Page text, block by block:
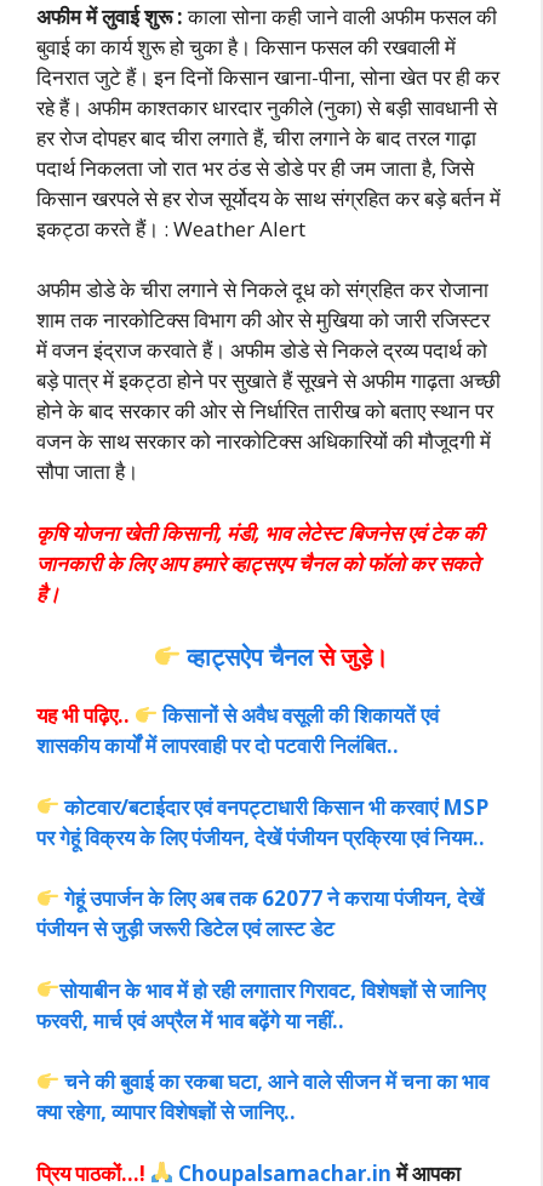
अफीम में लुवाई शुरू :काला सोना कही जाने वाली अफीम फसल की
बुवाई का कार्य शुरू हो चुका है। किसान फसल की रखवाली में
दिनरात जुटे हैं। इन दिनों किसान खाना-पीना, सोना खेत पर ही कर
रहे हैं। अफीम काश्तकार धारदार नुकीले (नुका) से बड़ी सावधानी से
हर रोज दोपहर बाद चीरा लगाते हैं, चीरा लगाने के बाद तरल गाढ़ा
पदार्थ निकलता जो रात भर ठंड से डोडे पर ही जम जाता है, जिसे
किसान खरपले से हर रोज सूर्योदय के साथ संग्रहित कर बड़े बर्तन में
इकट्ठा करते हैं। : Weather Alert
अफीम डोडे के चीरा लगाने से निकले दूध को संग्रहित कर रोजाना
शाम तक नारकोटिक्स विभाग की ओर से मुखिया को जारी रजिस्टर
में वजन इंद्राज करवाते हैं। अफीम डोडे से निकले द्रव्य पदार्थ को
बड़े पात्र में इकट्ठा होने पर सुखाते हैं सूखने से अफीम गाढ़ता अच्छी
होने के बाद सरकार की ओर से निर्धारित तारीख को बताए स्थान पर
वजन के साथ सरकार को नारकोटिक्स अधिकारियोंकी मौजूदगी में
सौपा जाता है।
कृषि योजना खेती किसानी, मंडी, भाव लेटेस्ट बिजनेस एवं टेक की
जानकारी के लिए आप हमारे व्हाट्सएप चैनल को फॉलो कर सकते
है।
व्हाट्सऐप चैनलसे जुड़े।
यह भी पढ़िए..
किसानों से अवैध वसूली की शिकायतें एवं
शासकीय कार्यों में लापरवाही पर दो पटवारी निलंबित..
कोटवार/बटाईदार एवं वनप‌ट्टाधारी किसान भी करवाएं MSP
पर गेहूं विक्रय के लिए पंजीयन, देखें पंजीयन प्रक्रिया एवं नियम..
गेहूं उपार्जन के लिए अब तक 62077 ने कराया पंजीयन, देखें
पंजीयन से जुड़ी जरूरी डिटेल एवं लास्ट डेट
सोयाबीन के भाव में हो रही लगातार गिरावट, विशेषज्ञों से जानिए
फरवरी, मार्च एवं अप्रैल में भाव बढ़ेंगे या नहीं..
चने की बुवाई का रकबा घटा, आने वाले सीजन में चना का भाव
क्या रहेगा, व्यापार विशेषज्ञों से जानिए..
प्रिय पाठकों…! Choupalsamachar.inमें आपका